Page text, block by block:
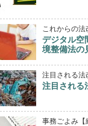
これからの法
デジタル空
境整備法の
注目される法
注目される
事務ごよみ【